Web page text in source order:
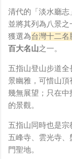
啥洨用了！） 一
被信息差，不懂
技了（多黑？比
也非啥黑科技，
Ray-ban Meta
在搞那支眼鏡，
致優化後的成果
鏡有塞入一個強
不會有可能是透
求開啟手機的
道做的），而去
來做 POC，確實
清代的「淡水廳志
並將其列為八景
獲選為台灣十二名
百大名山之一。
五指山登山步道
景幽雅，可惜山頂
幾無展望；只在中
的景觀。
五指山同時也是宗
五峰寺、雲光寺
門聖地。